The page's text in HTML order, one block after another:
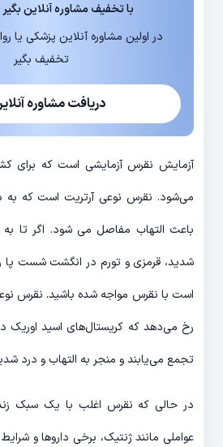
با تخفیف مشاوره آنلاین بگیر
تخفیف بگیر
دریافت مشاوره
آزمایش نقرس آزمایشی است که برای
می‌شود. نقرس نوعی آرتریت است که به
باعث التهاب مفاصل می شود. اگر تا
شدید، قرمزی و تورم در انگشت شست پا
است با نقرس مواجه شده باشید. نقرس
رخ می‌دهد که کریستال‌های اسید
تجمع می‌یابند و منجر به التهاب و درد
در حالی که نقرس اغلب با یک سبک
عواملی مانند ژنتیک، برخی داروها و